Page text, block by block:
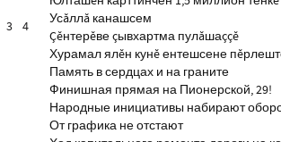
3 4
Усăллă канашсем
Çĕнтерĕве çывхартма пулăшаççĕ
Хурамал ялĕн кунĕ ентешсене
Память в сердцах и на граните
Финишная прямая на Пионерской, 29!
Народные инициативы набирают
От графика не отстают